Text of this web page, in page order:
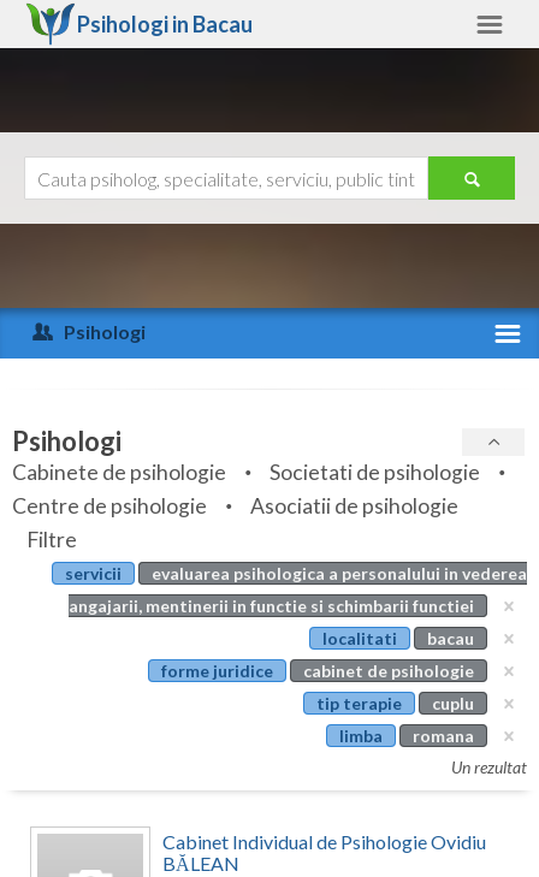
Psihologi in Bacau
Arad
Arges
Bihor
Bistrita-Nasaud
Botosani
Braila
Calarasi
Ajutor
Psihologi
Specialitati
Servicii
Articole
Evenimente
Psihologi
Cabinete de psihologie
Societati de psihologie
Centre de psihologie
Asociatii de psihologie
Filtre
servicii
evaluarea psihologica a personalului in vederea
angajarii, mentinerii in functie si schimbarii functiei
localitati
bacau
forme juridice
cabinet de psihologie
tip terapie
cuplu
limba
romana
Un rezultat
Cabinet Individual de Psihologie Ovidiu
BĂLEAN